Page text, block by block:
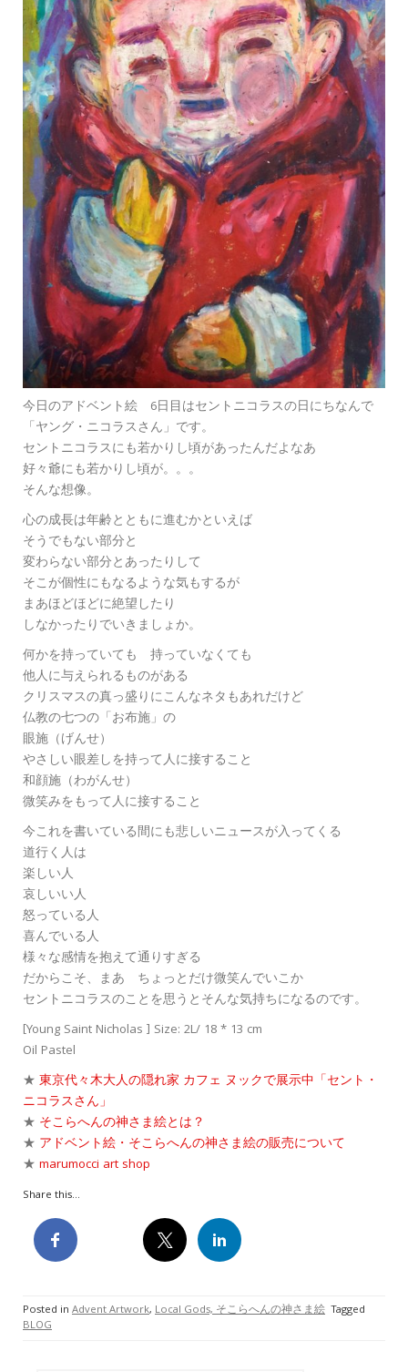
今日のアドベント絵 6日目はセントニコラスの日にちなんで
「ヤング・ニコラスさん」です。
セントニコラスにも若かりし頃があったんだよなあ
好々爺にも若かりし頃が。。。
そんな想像。
心の成長は年齢とともに進むかといえば
そうでもない部分と
変わらない部分とあったりして
そこが個性にもなるような気もするが
まあほどほどに絶望したり
しなかったりでいきましょか。
何かを持っていても 持っていなくても
他人に与えられるものがある
クリスマスの真っ盛りにこんなネタもあれだけど
仏教の七つの「お布施」の
眼施（げんせ）
やさしい眼差しを持って人に接すること
和顔施（わがんせ）
微笑みをもって人に接すること
今これを書いている間にも悲しいニュースが入ってくる
道行く人は
楽しい人
哀しいい人
怒っている人
喜んでいる人
様々な感情を抱えて通りすぎる
だからこそ、まあ ちょっとだけ微笑んでいこか
セントニコラスのことを思うとそんな気持ちになるのです。
[Young Saint Nicholas ] Size: 2L/ 18 * 13 cm
Oil Pastel
★ 東京代々木大人の隠れ家 カフェ ヌックで展示中「セント・
ニコラスさん」
★ そこらへんの神さま絵とは？
★ アドベント絵・そこらへんの神さま絵の販売について
★ marumocci art shop
Share this...
Posted in Advent Artwork, Local Gods, そこらへんの神さま絵 Tagged
BLOG